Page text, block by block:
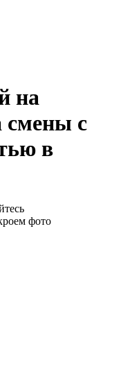
на
смены с
в
фото